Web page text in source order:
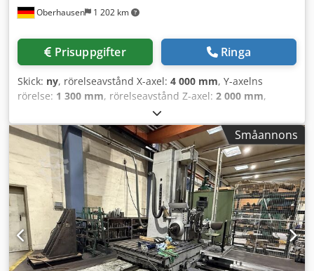
Oberhausen 1 202 km
Prisuppgifter Ringa
Skick: ny, rörelseavstånd X-axel: 4 000 mm, Y-axelns
rörelse: 1 300 mm, rörelseavstånd Z-axel: 2 000 mm,
, spindelhastighet (max):
varv/min, bordlängd:1 800 mm, bordbredd:1 800 mm,
snabbmatning X-axel:30 000 m/min, snabb snabbmatning
Y-axel:30 000 m/min, snabbframkörning Z-axel:30 000
m/min, fräshuvudets position:
Universal-Diagonal-
Fräskopf
, Utrustning:varvtal steglöst justerbart, LAGUN
TM 4 T-modell körportalsfräscenter LAGUN TM 4 är ett
mycket stabilt körportalsfräscenter i T-modellutförande för
tung och precisionskrävande bearbetning. Perfekt för såväl
enstyckstillverkning som serieproduktion där högsta krav
ställs på styvhet, noggrannhet och driftsäkerhet. Dina
Småannons